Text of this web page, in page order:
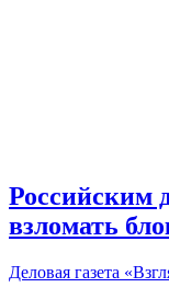
Российским
взломать
Деловая газета